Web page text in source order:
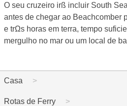
O seu cruzeiro irß incluir South
antes de chegar ao Beachcomber
e trΩs horas em terra, tempo
mergulho no mar ou um local de
Casa
Rotas de Ferry